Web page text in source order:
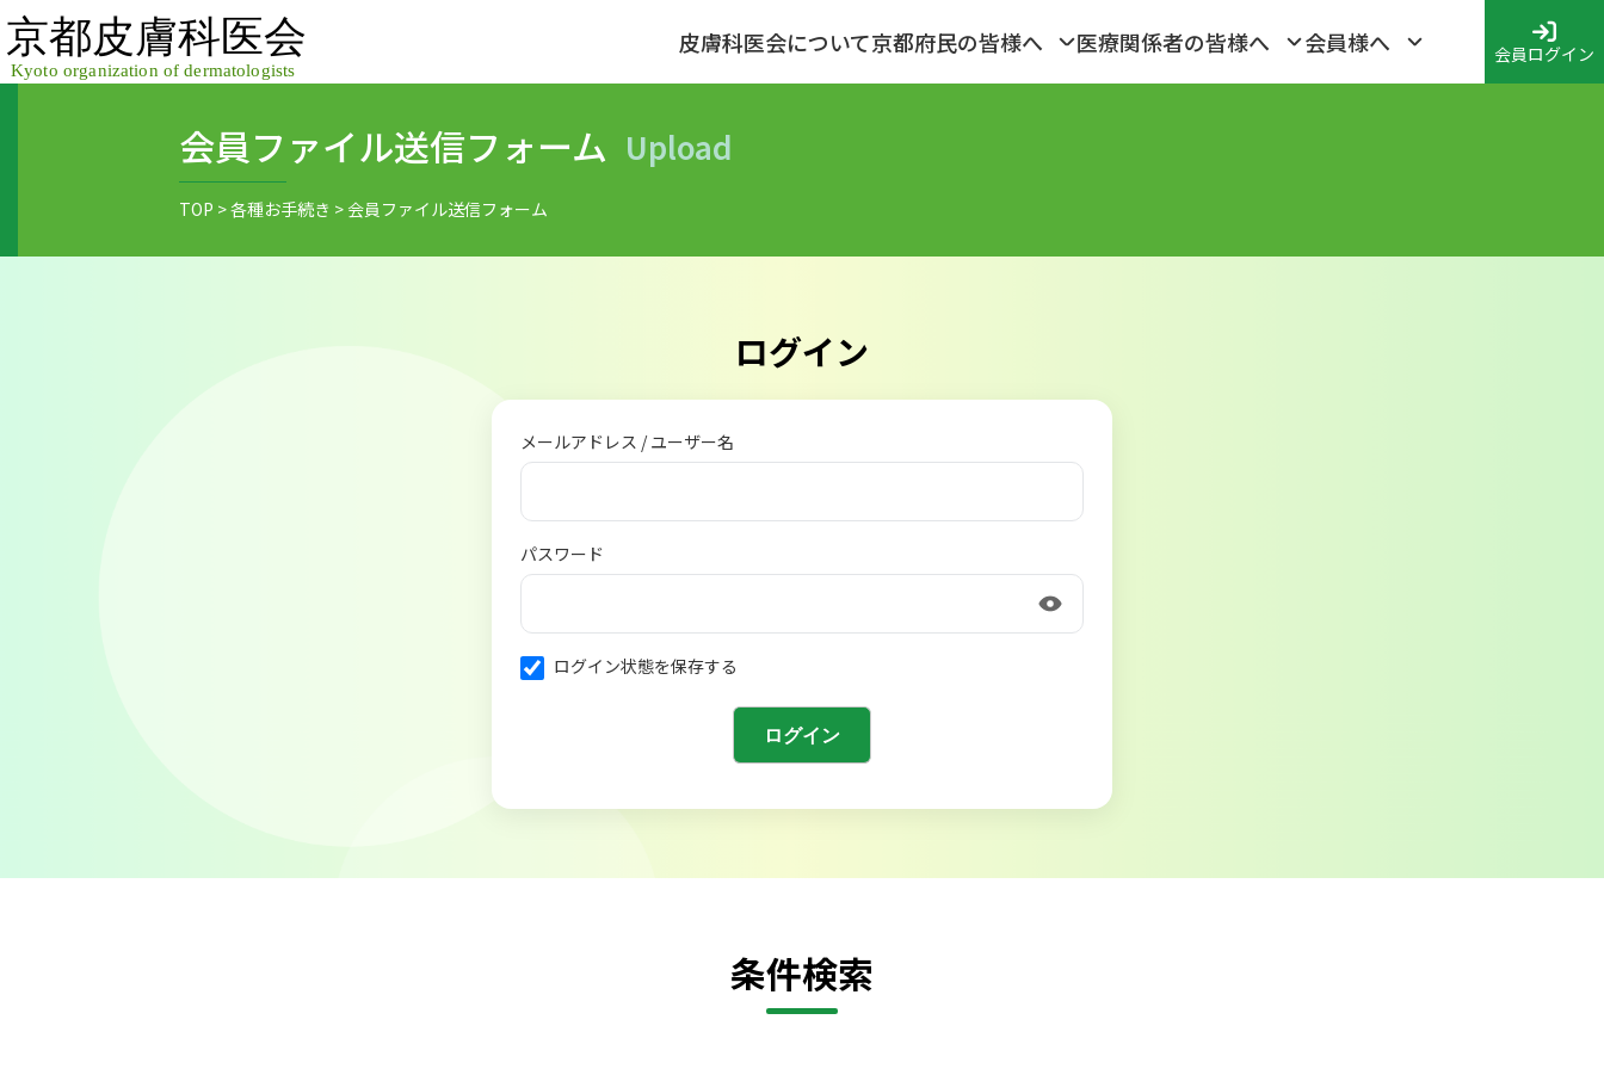
Skip
to
content
皮膚科医会について京都府民の皆様へ 医療関係者の皆様へ 会員様へ 会員ログイン
会員ファイル送信フォーム upload
TOP >各種お手続き > 会員ファイル送信フォーム
ログイン
メールアドレス / ユーザー名
パスワード
ログイン状態を保存する
条件検索